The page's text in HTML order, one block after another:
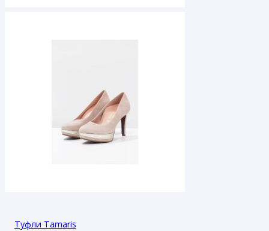
Туфли Tamaris